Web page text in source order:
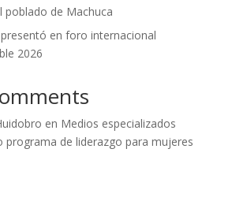
poblado de Machuca
en foro internacional
2026
en Medios especializados
programa de liderazgo para mujeres